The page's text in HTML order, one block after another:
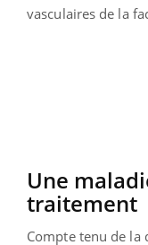
vasculaires de la
Une
traitement
Compte tenu de la